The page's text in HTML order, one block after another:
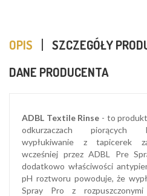
OPIS
SZCZEGÓŁY
DANE PRODUCENTA
ADBL Textile Rinse - to
odkurzaczach piorących
wypłukiwanie z tapicerek
wcześniej przez ADBL Pre
dodatkowo właściwości
pH roztworu powoduje, że
Spray Pro z rozpuszczonymi